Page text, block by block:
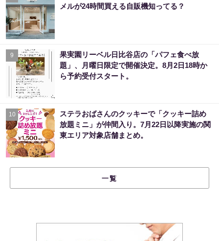
メルが24時間買える自販機知ってる？
9
果実園リーベル日比谷店の「パフェ食べ放
題」、月曜日限定で開催決定。8月2日18時か
ら予約受付スタート。
10
ステラおばさんのクッキーで「クッキー詰め
放題ミニ」が仲間入り。7月22日以降実施の関
東エリア対象店舗まとめ。
一覧